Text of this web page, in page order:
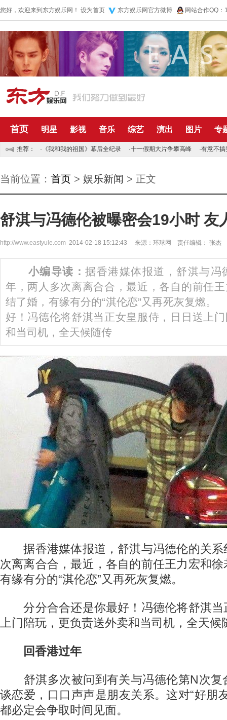
您好，欢迎来到东方娱乐网！ 设为首页 东方娱乐网官方微博 网站合作QQ
首页 明星 影视 音乐 综艺 演出 图片 专
推荐： · 《我和我的祖国》幕后全纪录 ·十一假期大片争攀高峰 ·有意不搞
当前位置： 首页 > 娱乐新闻 > 正文
舒淇与冯德伦被曝密会19小时 友
http://www.eastyule.com 2014-02-18 15:12:43 来源：环球网 责任编辑： 张杰
小编导读：据香港媒体报道，舒淇与冯
年，两人多次离离合合，最近，各自的前任
结了婚，有缘有分的“淇伦恋”又再死灰复燃
好！冯德伦将舒淇当正女皇服侍，日日送上
和当司机，全天候随传
据香港媒体报道，舒淇与冯德伦的关系
次离离合合，最近，各自的前任王力宏和
有缘有分的“淇伦恋”又再死灰复燃。
分分合合还是你最好！冯德伦将舒淇当
上门陪玩，更负责送外卖和当司机，全天
回香港过年
舒淇多次被问到有关与冯德伦第N次复
谈恋爱，口口声声是朋友关系。这对“好朋
都必定会争取时间见面。